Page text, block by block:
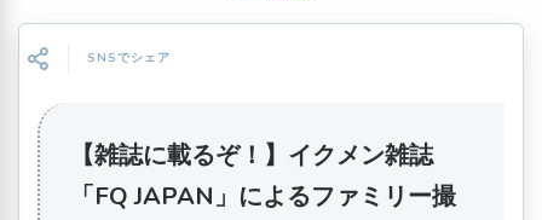
SNSでシェア
【雑誌に載るぞ！】イクメン雑誌
「FQ JAPAN」によるファミリー撮